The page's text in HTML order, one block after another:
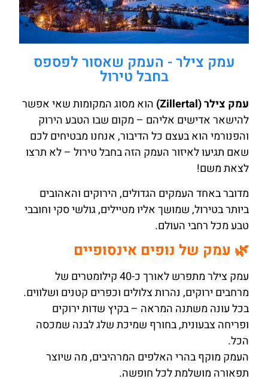
עמק צילר - העמק שאסור לפספס
בחבל טירול
עמק צילר (Zillertal)
הוא מסוג המקומות שאי אפשר
להישאר אדישים אליהם – מקום שבו הטבע הירוק
והפנורמי הוא בעצם כל הדיבור, אנחנו מבטיחים לכם
שאם תגיעו לאיזור העמק הזה בחבל טירול – לא תרצו
לצאת משם!
מדובר באחד העמקים הגדולים, הירוקים והאהובים
ביותר בטירול, שמושך אליו מטיילים, גולשי סקי וחובבי
טבע מכל רחבי העולם.
🌿 עמק של נופים אינסופיים
עמק צילר מתפרש לאורך כ-40 קילומטרים של
מרחבים ירוקים, נהרות צלולים וכפרים קטנים ושלווים.
בכל עונה משתנה המראה – בקיץ שדות ירוקים
ופריחה צבעונית, בחורף שמיכת שלג לבנה שמכסה
הכל.
העמק מוקף בהרי האלפים המרהיבים, מה שיוצר
תפאורה מושלמת לכל חופשה.